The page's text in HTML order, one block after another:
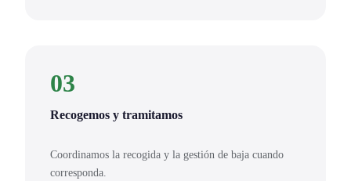
03
Recogemos y tramitamos
Coordinamos la recogida y la gestión de baja cuando
corresponda.